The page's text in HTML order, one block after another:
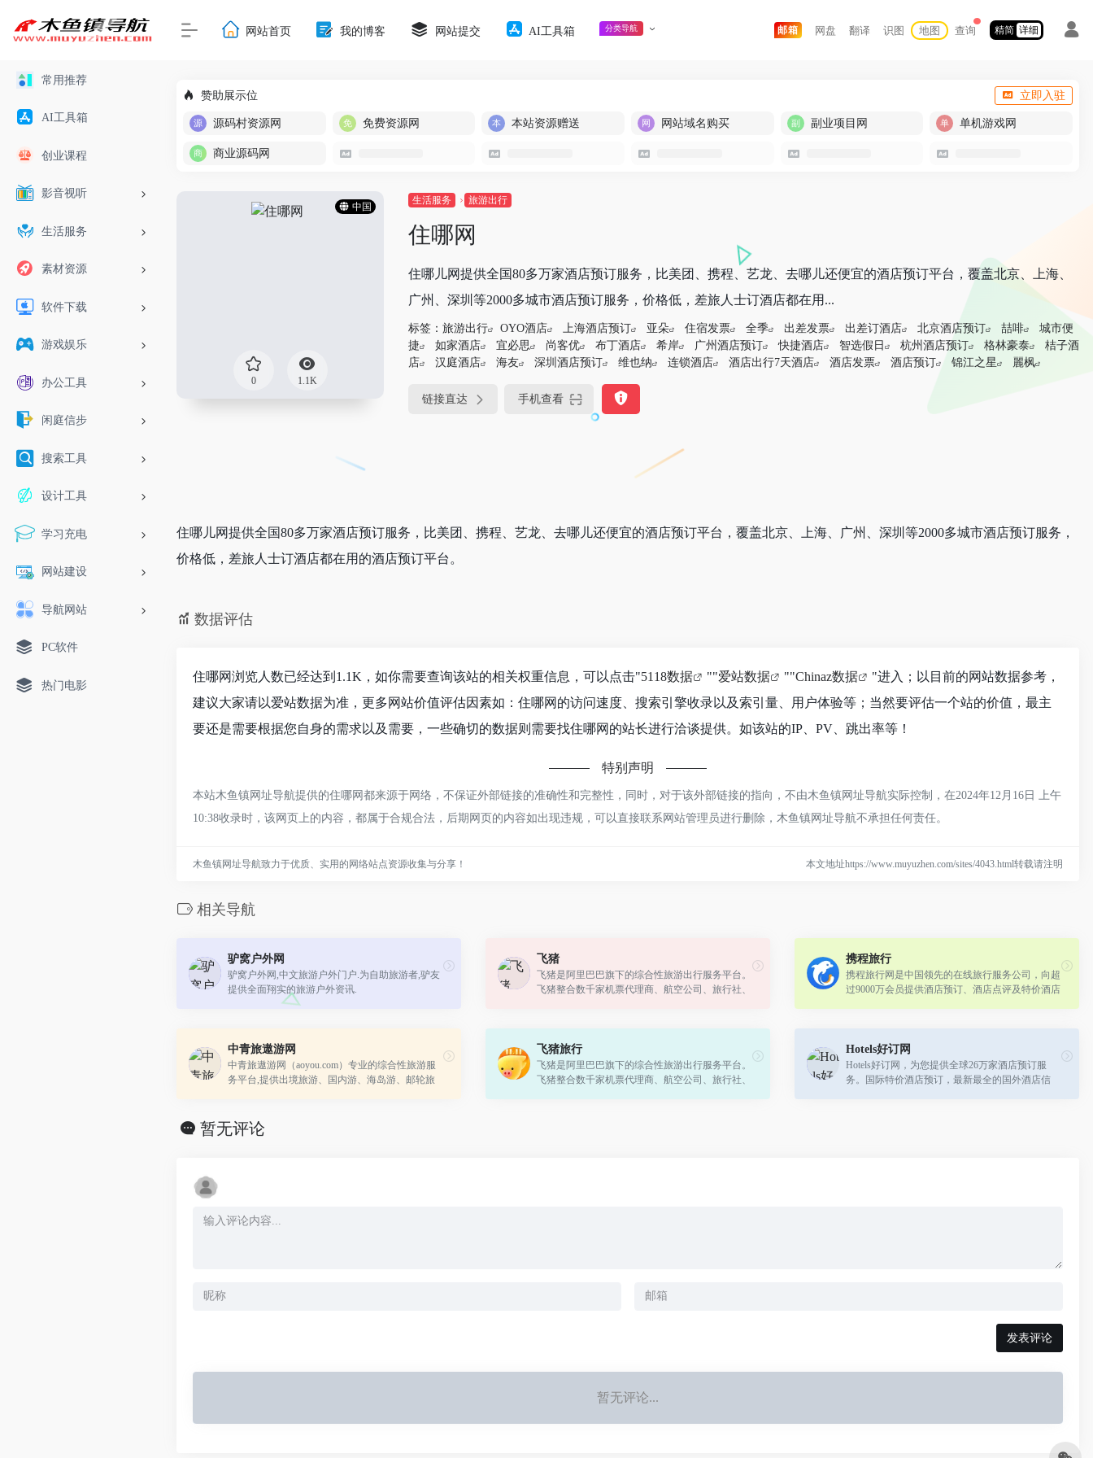
常用推荐
AI工具箱
创业课程
影音视听
生活服务
素材资源
软件下载
游戏娱乐
办公工具
闲庭信步
搜索工具
设计工具
学习充电
网站建设
导航网站
PC软件
热门电影
网站首页 我的博客 网站提交 AI工具箱 分类导航 邮箱 网盘 翻译 识图 地图 查询 精简 详细
赞助展示位 立即入驻
源码村资源网 免费资源网 本站资源赠送 网站域名购买 副业项目网 单机游戏网
商业源码网
中国
0 1.1K
生活服务 旅游出行
住哪网
住哪儿网提供全国80多万家酒店预订服务，比美团、携程、艺龙、去哪儿还便宜的酒店预订平台，覆盖北京、上海、
广州、深圳等2000多城市酒店预订服务，价格低，差旅人士订酒店都在用...
标签： 旅游出行 OYO酒店 上海酒店预订 亚朵 住宿发票 全季 出差发票 出差订酒店 北京酒店预订 喆啡
城市便
捷
如家酒店 宜必思 尚客优 布丁酒店 希岸 广州酒店预订 快捷酒店 智选假日 杭州酒店预订 格林豪泰
桔子酒
店
汉庭酒店 海友 深圳酒店预订 维也纳 连锁酒店 酒店出行7天酒店 酒店发票 酒店预订 锦江之星 麗枫
链接直达 手机查看
住哪儿网提供全国80多万家酒店预订服务，比美团、携程、艺龙、去哪儿还便宜的酒店预订平台，覆盖北京、上海、广州、深圳等2000多城市酒店预订服务，
价格低，差旅人士订酒店都在用的酒店预订平台。
数据评估
住哪网浏览人数已经达到1.1K，如你需要查询该站的相关权重信息，可以点击"5118数据 ""爱站数据 ""Chinaz数据
"进入；以目前的网站数据参考，
建议大家请以爱站数据为准，更多网站价值评估因素如：住哪网的访问速度、搜索引擎收录以及索引量、用户体验等；当然要评估一个站的价值，最主
要还是需要根据您自身的需求以及需要，一些确切的数据则需要找住哪网的站长进行洽谈提供。如该站的IP、PV、跳出率等！
特别声明
本站木鱼镇网址导航提供的住哪网都来源于网络，不保证外部链接的准确性和完整性，同时，对于该外部链接的指向，不由木鱼镇网址导航实际控制，在2024年12月16日 上午
10:38收录时，该网页上的内容，都属于合规合法，后期网页的内容如出现违规，可以直接联系网站管理员进行删除，木鱼镇网址导航不承担任何责任。
木鱼镇网址导航致力于优质、实用的网络站点资源收集与分享！ 本文地址https://www.muyuzhen.com/sites/4043.html转载请注明
相关导航
驴窝户外网
驴窝户外网,中文旅游户外门户.为自助旅游者,驴友
提供全面翔实的旅游户外资讯.
飞猪
飞猪是阿里巴巴旗下的综合性旅游出行服务平台。
飞猪整合数千家机票代理商、航空公司、旅行社、
携程旅行
携程旅行网是中国领先的在线旅行服务公司，向超
过9000万会员提供酒店预订、酒店点评及特价酒店
中青旅遨游网
中青旅遨游网（aoyou.com）专业的综合性旅游服
务平台,提供出境旅游、国内游、海岛游、邮轮旅
飞猪旅行
飞猪是阿里巴巴旗下的综合性旅游出行服务平台。
飞猪整合数千家机票代理商、航空公司、旅行社、
Hotels好订网
Hotels好订网，为您提供全球26万家酒店预订服
务。国际特价酒店预订，最新最全的国外酒店信
暂无评论
发表评论
暂无评论...